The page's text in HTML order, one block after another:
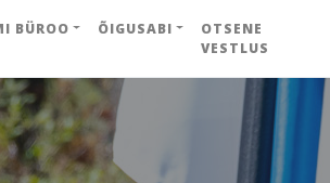
BÜROO ÕIGUSABI
OTSENE
VESTLUS